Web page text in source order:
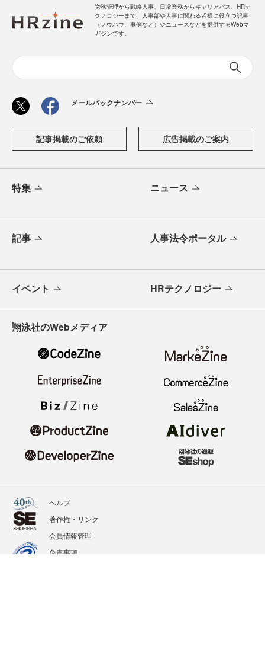
労務管理から戦略人事、日常業務からキャリアパス、HRテ
クノロジーまで、人事部や人事に関わる皆様に役立つ記事
（ノウハウ、事例など）やニュースなどを提供するWebマ
ガジンです。
メールバックナンバー
記事掲載のご依頼 広告掲載のご案内
特集 ニュース
記事 人事法令ポータル
イベント HRテクノロジー
翔泳社のWebメディア
ヘルプ
著作権・リンク
会員情報管理
免責事項